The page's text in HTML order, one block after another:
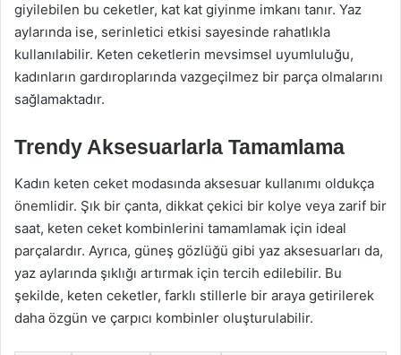
giyilebilen bu ceketler, kat kat giyinme imkanı tanır. Yaz
aylarında ise, serinletici etkisi sayesinde rahatlıkla
kullanılabilir. Keten ceketlerin mevsimsel uyumluluğu,
kadınların gardıroplarında vazgeçilmez bir parça olmalarını
sağlamaktadır.
Trendy Aksesuarlarla Tamamlama
Kadın keten ceket modasında aksesuar kullanımı oldukça
önemlidir. Şık bir çanta, dikkat çekici bir kolye veya zarif bir
saat, keten ceket kombinlerini tamamlamak için ideal
parçalardır. Ayrıca, güneş gözlüğü gibi yaz aksesuarları da,
yaz aylarında şıklığı artırmak için tercih edilebilir. Bu
şekilde, keten ceketler, farklı stillerle bir araya getirilerek
daha özgün ve çarpıcı kombinler oluşturulabilir.